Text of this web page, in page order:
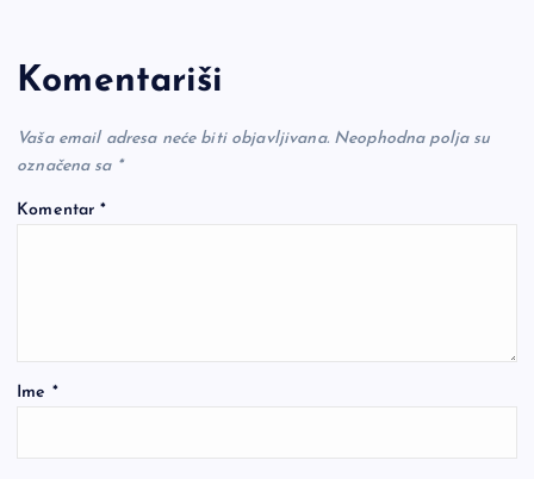
Komentariši
Vaša email adresa neće biti objavljivana. Neophodna polja su
označena sa *
Komentar*
Ime *